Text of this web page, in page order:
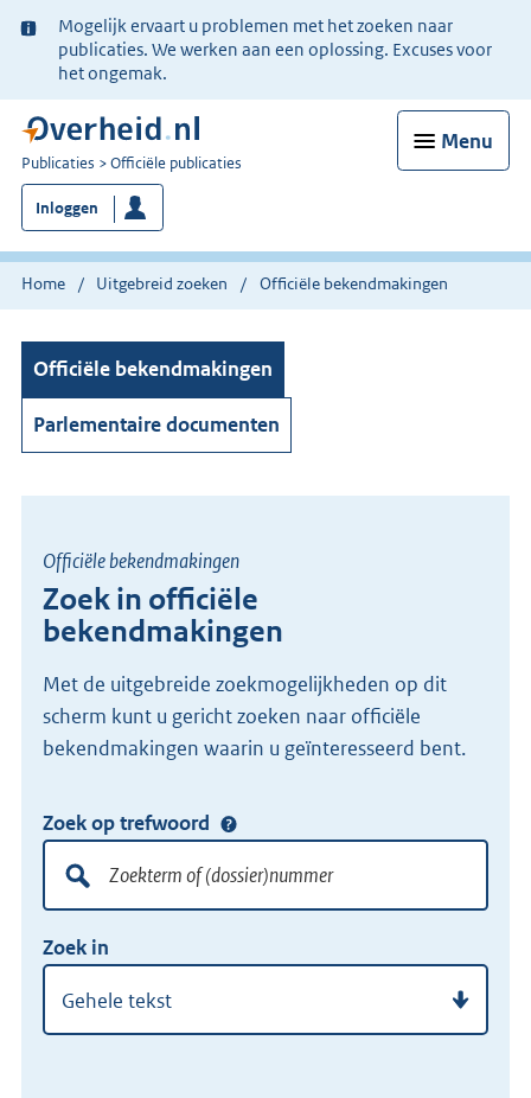
Ter
informatie:
Mogelijk ervaart u problemen met het zoeken naar
publicaties. We werken aan een oplossing. Excuses voor
het ongemak.
Menu
U
bent
nu
hier:
Publicaties Officiële publicaties
Inloggen
Home Uitgebreid zoeken Officiële bekendmakingen
Officiële bekendmakingen
Parlementaire documenten
Zoek in officiële
bekendmakingen
Officiële bekendmakingen
Met de uitgebreide zoekmogelijkheden op dit
scherm kunt u gericht zoeken naar officiële
bekendmakingen waarin u geïnteresseerd bent.
Doorzoek
alle
lokale
wet-
en
regelgeving
Zoek op trefwoord
of
(dossier)nummer
hier
uw
Zoek in